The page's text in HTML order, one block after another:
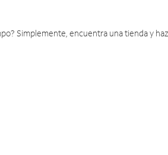
Simplemente, encuentra una tienda y